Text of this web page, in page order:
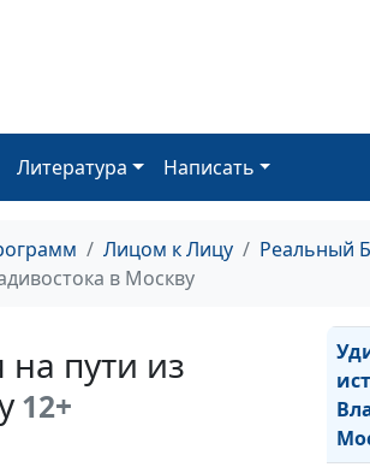
Литература Написать
Лицом к Лицу
Реальный
в Москву
пути из
12+